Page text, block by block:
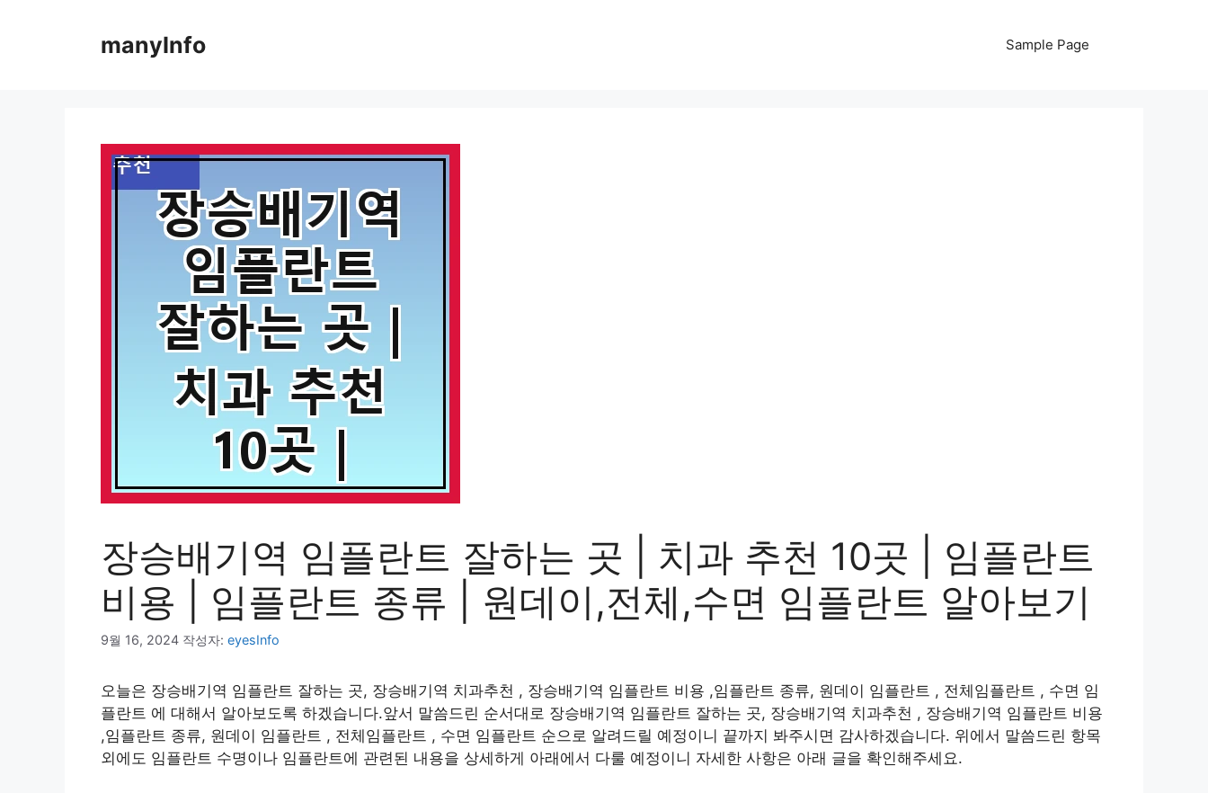
manyInfo Sample Page
장승배기역 임플란트 잘하는 곳 | 치과 추천 10곳 | 임플란트
비용 | 임플란트 종류 | 원데이,전체,수면 임플란트 알아보기
9월 16, 2024 작성자: eyesInfo
오늘은 장승배기역 임플란트 잘하는 곳, 장승배기역 치과추천 , 장승배기역 임플란트 비용 ,임플란트 종류, 원데이 임플란트 , 전체임플란트 , 수면 임
플란트 에 대해서 알아보도록 하겠습니다.앞서 말씀드린 순서대로 장승배기역 임플란트 잘하는 곳, 장승배기역 치과추천 , 장승배기역 임플란트 비용
,임플란트 종류, 원데이 임플란트 , 전체임플란트 , 수면 임플란트 순으로 알려드릴 예정이니 끝까지 봐주시면 감사하겠습니다. 위에서 말씀드린 항목
외에도 임플란트 수명이나 임플란트에 관련된 내용을 상세하게 아래에서 다룰 예정이니 자세한 사항은 아래 글을 확인해주세요.